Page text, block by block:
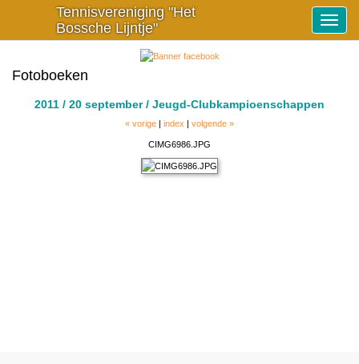
Toggle
Tennisvereniging "Het
Bossche Lijntje"
Fotoboeken
2011 / 20 september / Jeugd-Clubkampioenschappen
« vorige | index | volgende »
CIMG6986.JPG